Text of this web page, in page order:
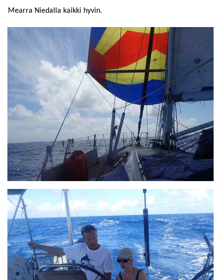
Mearra Niedalla kaikki hyvin.